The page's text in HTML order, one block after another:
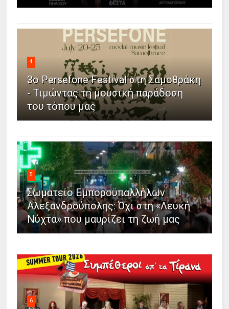
4
3ο Persefone Festival στη Σαμοθράκη
- Τιμώντας τη μουσική παράδοση
του τόπου μας
5
Σωματείο Εμποροϋπαλλήλων
Αλεξανδρούπολης: Όχι στη «Λευκή
Νύχτα» που μαυρίζει τη ζωή μας
6